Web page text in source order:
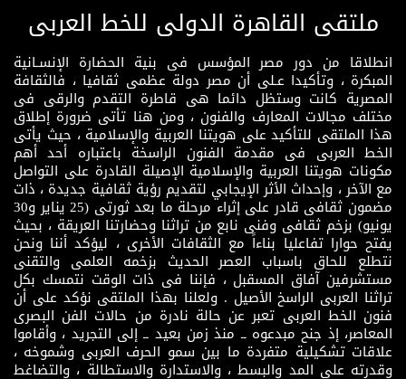
ملتقى القاهرة الدولى للخط العربى
انطلاقا من دور مصر المؤسس فى بنية الحضارة الإنسـانية
المبكرة ، وتأكيدا عـلى أن مصر دولة عظمى ثقافيا ، فالثقافة
المصرية كانت وستظل دائما هى قاطرة التقدم والرقى فى
مختلف مجالات المعارف والفنون ، ومن هنا تأتى ضرورة إطلاق
هذا الملتقى للتأكيد على هويتنا العربية والإسلامية ، حيث يأتى
الخط العربى فى مقدمة الفنون الراسخة باعتباره أحد أهم
مكونات هويتنا العربية والإسلامية الإصيلة القادرة على التواصل
مع الآخر ، وإحداث الأثر الإيجابي لتقديم رؤية ثقافية جديدة ، ذات
مضمون ثقافى قادر على إثراء مرحلة ما بعد ثورتى (25 يناير و30
يونيو) بزخم ثقافى وفنى نابع من تراثنا وحضارتنا العريقة ، بحيث
يفتح حوارا تفاعليا بناءاً مع الثقافات الأخرى ، ليؤكد أننا ونحن
نتطلع للحاق باسباب العصر الحديث بزخمه العلمى والتقنى
مستشرفين آفاق المسقبل ، فإننا فى ذات الوقت نتمسك بكل
تراثنا العربى الراسخ الأصيل . ولعلنا بهذا الملتقى نؤكد على أن
فنون الخط العربى تعبر عن حالة نادرة من حالات الفن البصرى
المعاصر، إذ جنح مبدعوه ــ منذ زمن بعيد ــ إلى التجريد ، وأقاموا
علاقات تشكيلية متفردة ما بين سمو الحرف العربى وشموخه ،
وقدرته على المد والبسط ، والاستدارة والاستطالة ، والتضاغط